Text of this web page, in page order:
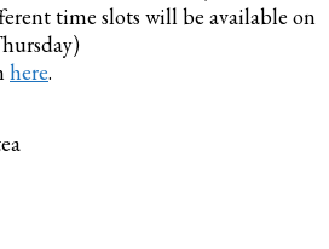
time slots will be available on
here.